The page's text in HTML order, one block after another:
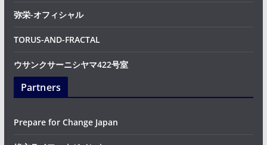
弥栄-オフィシャル
TORUS-AND-FRACTAL
ウサンクサーニシヤマ422号室
Partners
Prepare for Change Japan